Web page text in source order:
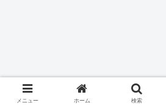
メニュー ホーム 検索